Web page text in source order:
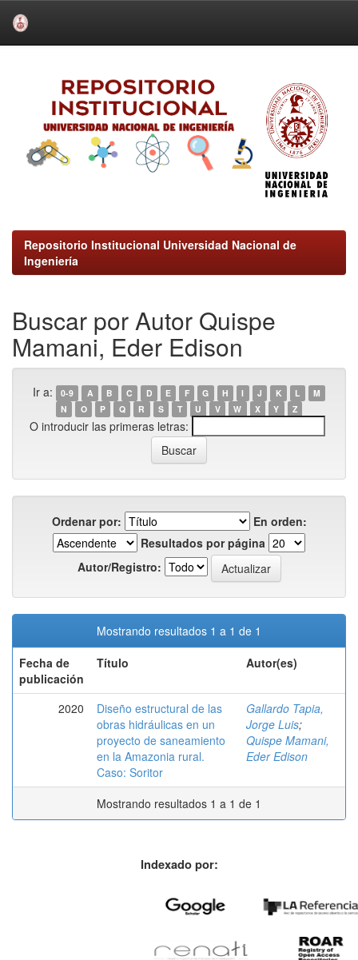
Repositorio Institucional Universidad Nacional de
Ingeniería
Buscar por Autor Quispe
Mamani, Eder Edison
Ir a: 0-9 A B C D E F G H I J K L
M
N
O P Q R S T U V W X Y Z
O introducir las primeras letras:
Ordenar por:
En orden:
Resultados por página
Autor/Registro:
Mostrando resultados 1 a 1 de 1
Fecha de
publicación
Título Autor(es)
2020
Diseño estructural de las
obras hidráulicas en un
proyecto de saneamiento
en la Amazonia rural.
Caso: Soritor
Gallardo Tapia,
Jorge Luis;
Quispe Mamani,
Eder Edison
Mostrando resultados 1 a 1 de 1
Indexado por: